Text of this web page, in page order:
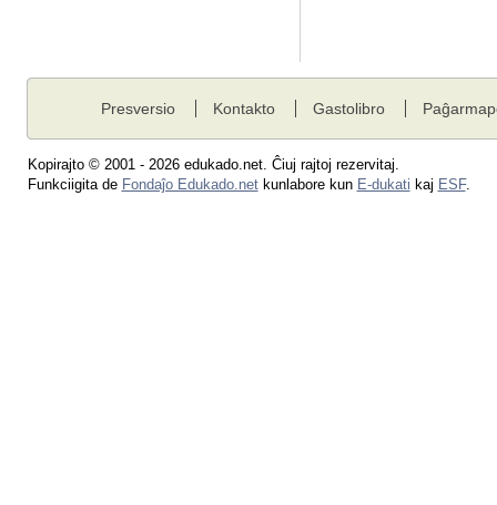
Presversio Kontakto Gastolibro
Kopirajto © 2001 - 2026 edukado.net. Ĉiuj rajtoj rezervitaj.
Funkciigita de Fondaĵo Edukado.netkunlabore kun E-dukati kaj ESF.